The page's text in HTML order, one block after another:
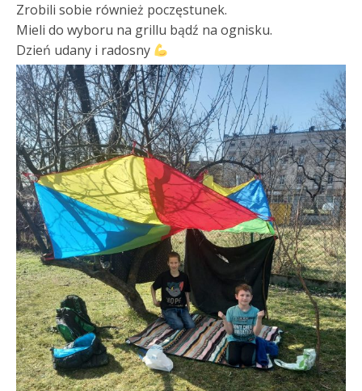
Zrobili sobie również poczęstunek.
Mieli do wyboru na grillu bądź na ognisku.
Dzień udany i radosny